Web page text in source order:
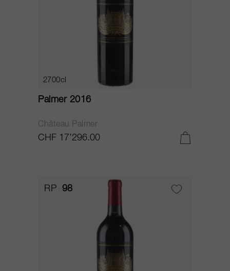
2700cl
Palmer 2016
Château Palmer
CHF 17’296.00
RP 98